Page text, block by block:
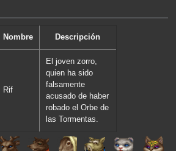
Nombre Descripción
Rif
El joven zorro,
quien ha sido
falsamente
acusado de haber
robado el Orbe de
las Tormentas.